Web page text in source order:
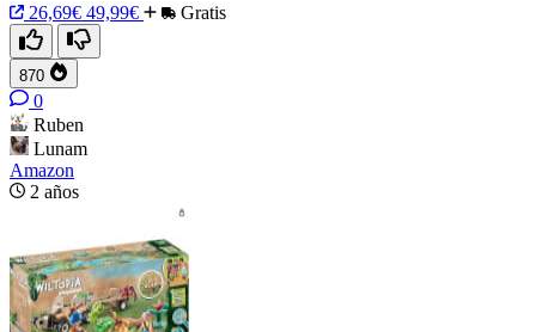
26,69€ 49,99€ Gratis
870
0
Ruben
Lunam
Amazon
2 años